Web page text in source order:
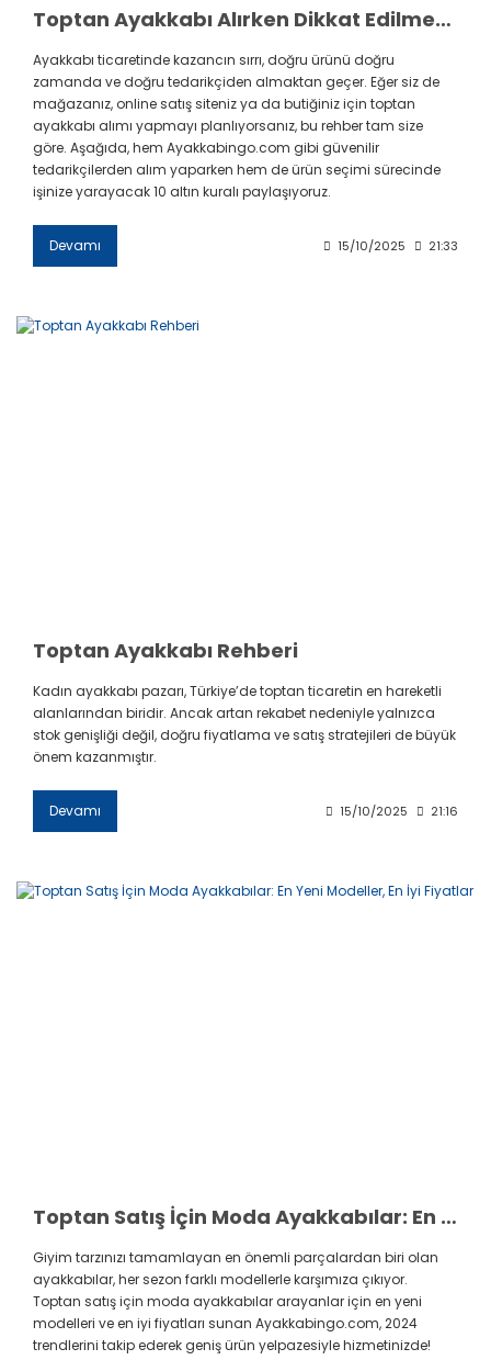
Toptan Ayakkabı Alırken Dikkat Edilmesi Gereken 10 Altın Kural
Ayakkabı ticaretinde kazancın sırrı, doğru ürünü doğru
zamanda ve doğru tedarikçiden almaktan geçer. Eğer siz de
mağazanız, online satış siteniz ya da butiğiniz için toptan
ayakkabı alımı yapmayı planlıyorsanız, bu rehber tam size
göre. Aşağıda, hem Ayakkabingo.com gibi güvenilir
tedarikçilerden alım yaparken hem de ürün seçimi sürecinde
işinize yarayacak 10 altın kuralı paylaşıyoruz.
Devamı 15/10/2025 21:33
Toptan Ayakkabı Rehberi
Kadın ayakkabı pazarı, Türkiye’de toptan ticaretin en hareketli
alanlarından biridir. Ancak artan rekabet nedeniyle yalnızca
stok genişliği değil, doğru fiyatlama ve satış stratejileri de büyük
önem kazanmıştır.
Devamı 15/10/2025 21:16
Toptan Satış İçin Moda Ayakkabılar: En Yeni Modeller, En İyi Fiyatlar
Giyim tarzınızı tamamlayan en önemli parçalardan biri olan
ayakkabılar, her sezon farklı modellerle karşımıza çıkıyor.
Toptan satış için moda ayakkabılar arayanlar için en yeni
modelleri ve en iyi fiyatları sunan Ayakkabingo.com, 2024
trendlerini takip ederek geniş ürün yelpazesiyle hizmetinizde!